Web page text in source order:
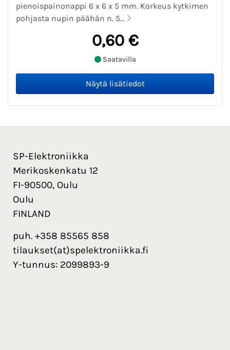
pienoispainonappi 6 x 6 x 5 mm. Korkeus kytkimen
pohjasta nupin päähän n. 5...
0,60 €
Saatavilla
SP-Elektroniikka
Merikoskenkatu 12
FI-90500, Oulu
Oulu
FINLAND
puh. +358 85565 858
tilaukset(at)spelektroniikka.fi
Y-tunnus: 2099893-9